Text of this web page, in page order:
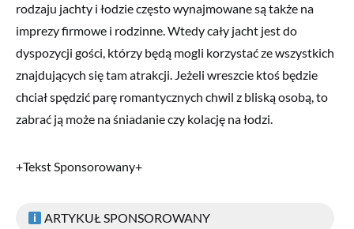
rodzaju jachty i łodzie często wynajmowane są także na
imprezy firmowe i rodzinne. Wtedy cały jacht jest do
dyspozycji gości, którzy będą mogli korzystać ze wszystkich
znajdujących się tam atrakcji. Jeżeli wreszcie ktoś będzie
chciał spędzić parę romantycznych chwil z bliską osobą, to
zabrać ją może na śniadanie czy kolację na łodzi.
+Tekst Sponsorowany+
ARTYKUŁ SPONSOROWANY